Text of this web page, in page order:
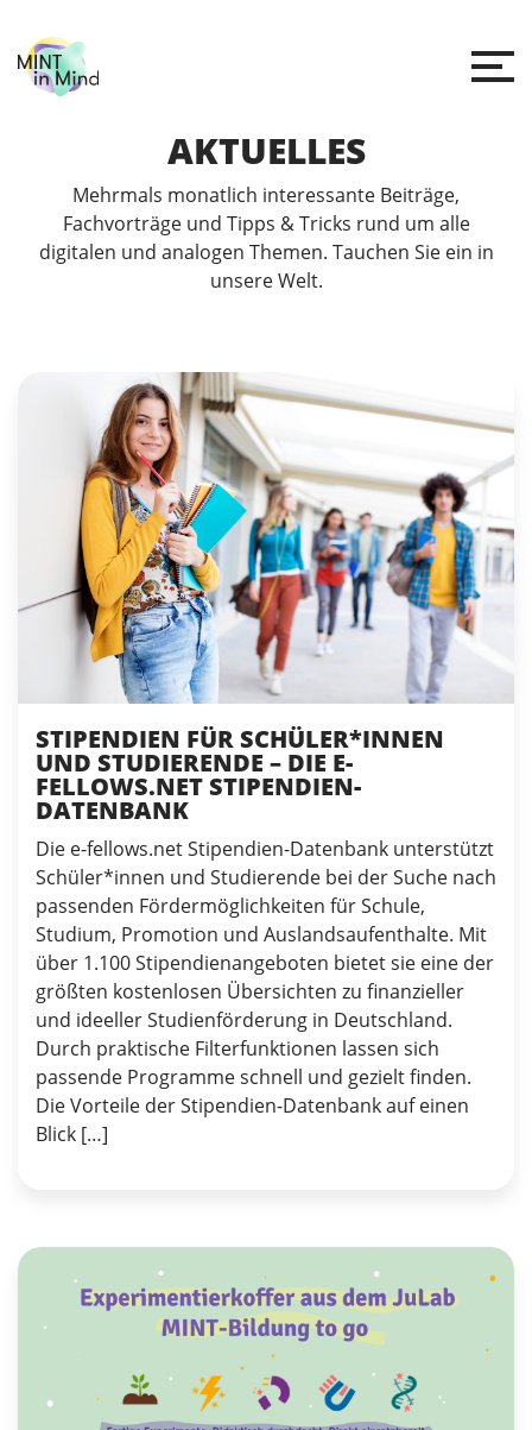
AKTUELLES
Mehrmals monatlich interessante Beiträge,
Fachvorträge und Tipps & Tricks rund um alle
digitalen und analogen Themen. Tauchen Sie ein in
unsere Welt.
STIPENDIEN FÜR SCHÜLER*INNEN
UND STUDIERENDE – DIE E-
FELLOWS.NET STIPENDIEN-
DATENBANK
Die e-fellows.net Stipendien-Datenbank unterstützt
Schüler*innen und Studierende bei der Suche nach
passenden Fördermöglichkeiten für Schule,
Studium, Promotion und Auslandsaufenthalte. Mit
über 1.100 Stipendienangeboten bietet sie eine der
größten kostenlosen Übersichten zu finanzieller
und ideeller Studienförderung in Deutschland.
Durch praktische Filterfunktionen lassen sich
passende Programme schnell und gezielt finden.
Die Vorteile der Stipendien-Datenbank auf einen
Blick […]